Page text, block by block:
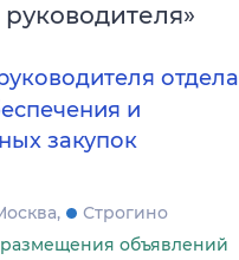
»
отдела
и
закупок
Строгино
объявлений